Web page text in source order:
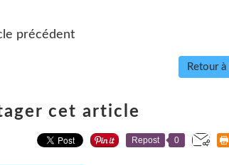
précédent
Retour à
cet article
Repost 0